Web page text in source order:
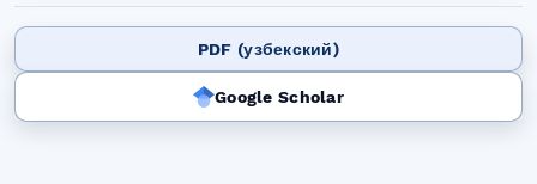
PDF (узбекский)
Google Scholar